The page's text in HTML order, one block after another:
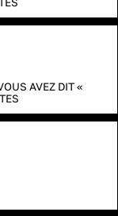
AVEZ DIT «